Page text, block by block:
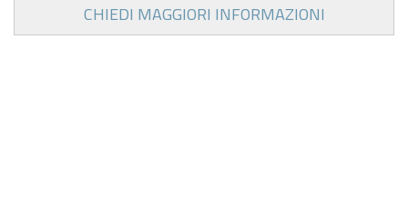
CHIEDI MAGGIORI INFORMAZIONI